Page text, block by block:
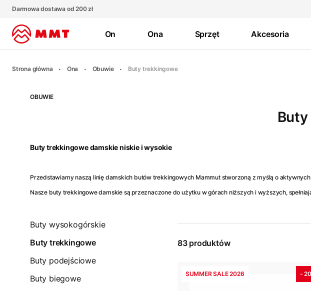
Darmowa dostawa od 200 zł
On Ona Sprzęt Akcesoria
Strona główna Ona Obuwie Buty trekkingowe
OBUWIE
Buty trekkingowe damskie niskie i wysokie
Przedstawiamy naszą linię damskich butów trekkingowych Mammut stworzoną z myślą o
Nasze buty trekkingowe damskie są przeznaczone do użytku w górach niższych i wyższych,
Buty wysokogórskie
Buty trekkingowe
Buty podejściowe
Buty biegowe
83 produktów
SUMMER SALE 2026 -